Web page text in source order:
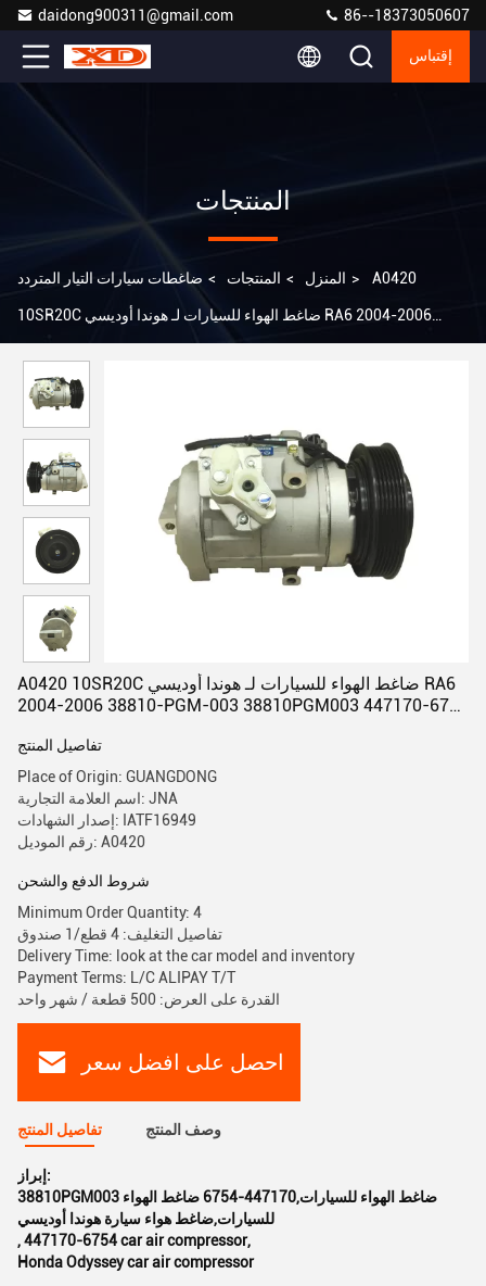
daidong900311@gmail.com 86--18373050607
إقتباس
المنتجات
المنزل > المنتجات > ضاغطات سيارات التيار المتردد > A0420
10SR20C ضاغط الهواء للسيارات لـ هوندا أوديسي RA6 2004-2006
A0420 10SR20C ضاغط الهواء للسيارات لـ هوندا أوديسي RA6
2004-2006 38810-PGM-003 38810PGM003 447170-6754
تفاصيل المنتج
Place of Origin: GUANGDONG
اسم العلامة التجارية: JNA
إصدار الشهادات: IATF16949
رقم الموديل: A0420
شروط الدفع والشحن
Minimum Order Quantity: 4
تفاصيل التغليف: 4 قطع/1 صندوق
Delivery Time: look at the car model and inventory
Payment Terms: L/C ALIPAY T/T
القدرة على العرض: 500 قطعة / شهر واحد
احصل على افضل سعر
تفاصيل المنتج وصف المنتج
إبراز:
38810PGM003 ضاغط الهواء للسيارات,447170-6754 ضاغط الهواء
للسيارات,ضاغط هواء سيارة هوندا أوديسي
,447170-6754 car air compressor,
Honda Odyssey car air compressor